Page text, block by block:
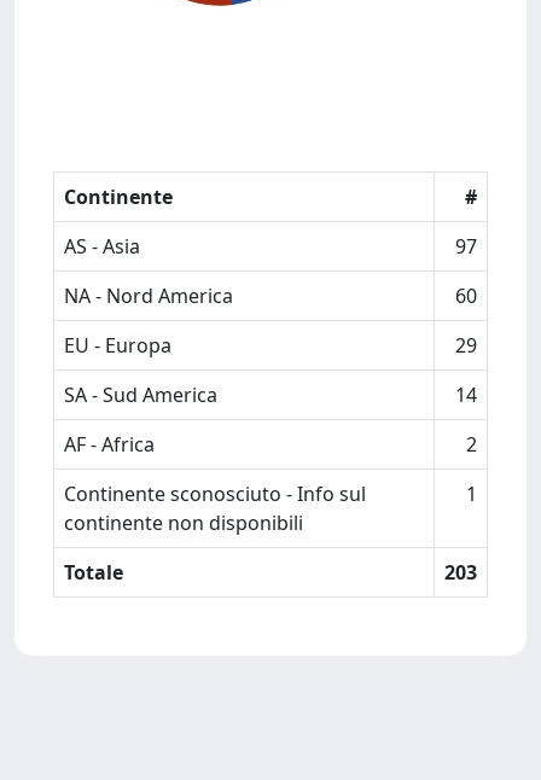
Continente
#
AS - Asia
97
NA - Nord America
60
EU - Europa
29
SA - Sud America
14
AF - Africa
2
Continente sconosciuto - Info sul
continente non disponibili
1
Totale 203